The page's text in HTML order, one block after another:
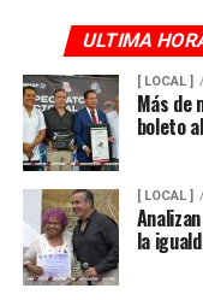
ULTIMA
[ LOCAL ]
Más de
boleto
[ LOCAL ]
la